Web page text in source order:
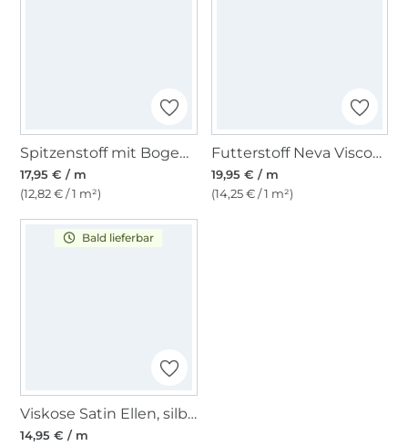
Spitzenstoff mit Bogenkante, altrosa
17,95 € / m
(12,82 € / 1 m²)
Futterstoff Neva Viscon, beige
19,95 € / m
(14,25 € / 1 m²)
Bald lieferbar
Viskose Satin Ellen, silbergrau
14,95 € / m